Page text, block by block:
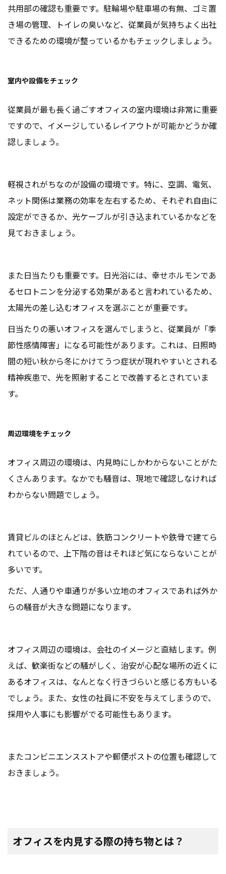
共用部の確認も重要です。駐輪場や駐車場の有無、ゴミ置
き場の管理、トイレの臭いなど、従業員が気持ちよく出社
できるための環境が整っているかもチェックしましょう。
室内や設備をチェック
従業員が最も長く過ごすオフィスの室内環境は非常に重要
ですので、イメージしているレイアウトが可能かどうか確
認しましょう。
軽視されがちなのが設備の環境です。特に、空調、電気、
ネット関係は業務の効率を左右するため、それぞれ自由に
設定ができるか、光ケーブルが引き込まれているかなどを
見ておきましょう。
また日当たりも重要です。日光浴には、幸せホルモンであ
るセロトニンを分泌する効果があると言われているため、
太陽光の差し込むオフィスを選ぶことが重要です。
日当たりの悪いオフィスを選んでしまうと、従業員が「季
節性感情障害」になる可能性があります。これは、日照時
間の短い秋から冬にかけてうつ症状が現れやすいとされる
精神疾患で、光を照射することで改善するとされていま
す。
周辺環境をチェック
オフィス周辺の環境は、内見時にしかわからないことがた
くさんあります。なかでも騒音は、現地で確認しなければ
わからない問題でしょう。
賃貸ビルのほとんどは、鉄筋コンクリートや鉄骨で建てら
れているので、上下階の音はそれほど気にならないことが
多いです。
ただ、人通りや車通りが多い立地のオフィスであれば外か
らの騒音が大きな問題になります。
オフィス周辺の環境は、会社のイメージと直結します。例
えば、歓楽街などの騒がしく、治安が心配な場所の近くに
あるオフィスは、なんとなく行きづらいと感じる方もいる
でしょう。また、女性の社員に不安を与えてしまうので、
採用や人事にも影響がでる可能性もあります。
またコンビニエンスストアや郵便ポストの位置も確認して
おきましょう。
オフィスを内見する際の持ち物とは？